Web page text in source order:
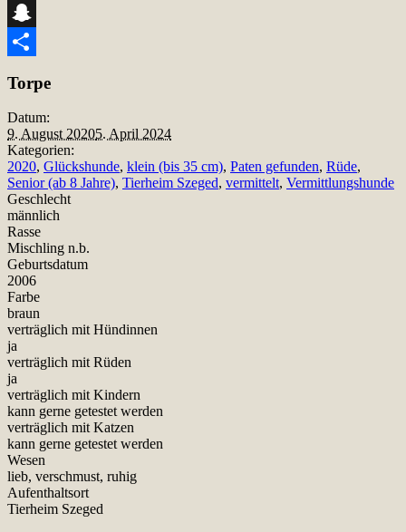
Telegram
Snapchat
Torpe
Datum:
9. August 20205. April 2024
Kategorien:
2020, Glückshunde, klein (bis 35 cm), Paten gefunden, Rüde,
Senior (ab 8 Jahre), Tierheim Szeged, vermittelt, Vermittlungshunde
Geschlecht
männlich
Rasse
Mischling n.b.
Geburtsdatum
2006
Farbe
braun
verträglich mit Hündinnen
ja
verträglich mit Rüden
ja
verträglich mit Kindern
kann gerne getestet werden
verträglich mit Katzen
kann gerne getestet werden
Wesen
lieb, verschmust, ruhig
Aufenthaltsort
Tierheim Szeged